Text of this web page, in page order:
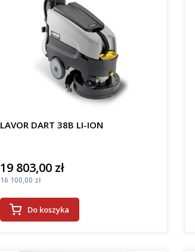
LAVOR DART 38B LI-ION
Cena
19 803,00 zł
Cena
16 100,00 zł
Do koszyka